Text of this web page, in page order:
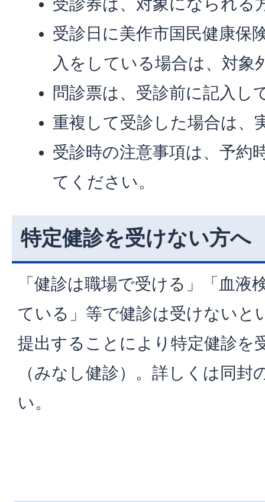
受診券は、対象になられる
受診日に美作市国民健康保
入をしている場合は、対象
問診票は、受診前に記入し
重複して受診した場合は、
受診時の注意事項は、予約
てください。
特定健診を受けない方へ
「健診は職場で受ける」「血液
ている」等で健診は受けないと
提出することにより特定健診を
（みなし健診）。詳しくは同
い。